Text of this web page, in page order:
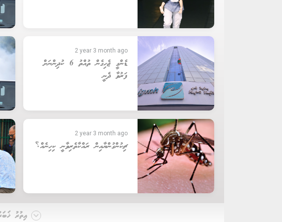
2 year 3 month ago
ޑެންގީ ޖެހިގެން ތުއްތު 6 ކުދިންނަށް
ފަރުވާ ދެނީ
2 year 3 month ago
ޗިކުންގުންޔާއިން ރައްކާތެރިވާނީ ކިހިނެއް؟
އިތުރު